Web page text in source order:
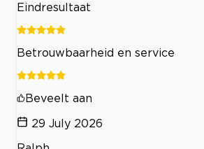
Eindresultaat
Betrouwbaarheid en service
Beveelt aan
29 July 2026